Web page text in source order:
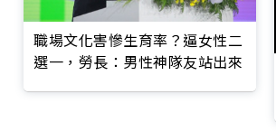
職場文化害慘生育率？逼女性二
選一，勞長：男性神隊友站出來